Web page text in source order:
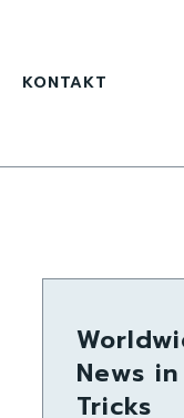
KONTAKT
News
Tricks